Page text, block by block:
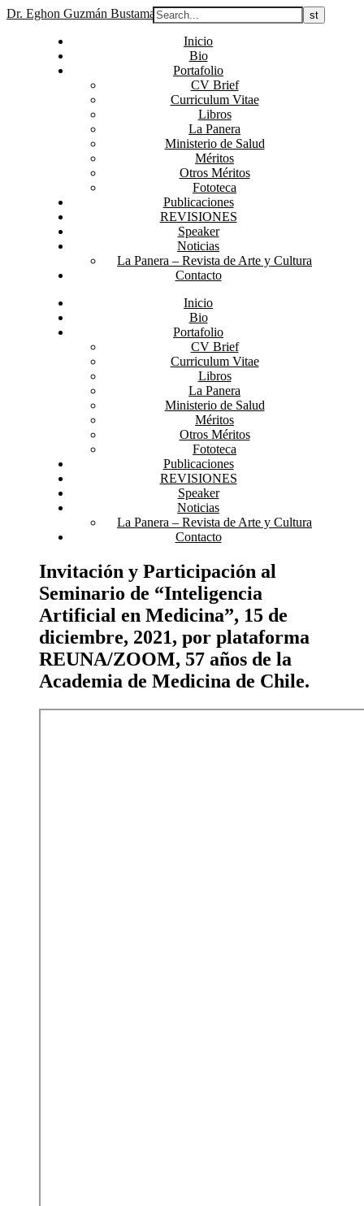
Dr. Eghon Guzmán Bustamante
Inicio
Bio
Portafolio
CV Brief
Curriculum Vitae
Libros
La Panera
Ministerio de Salud
Méritos
Otros Méritos
Fototeca
Publicaciones
REVISIONES
Speaker
Noticias
La Panera – Revista de Arte y Cultura
Contacto
Inicio
Bio
Portafolio
CV Brief
Curriculum Vitae
Libros
La Panera
Ministerio de Salud
Méritos
Otros Méritos
Fototeca
Publicaciones
REVISIONES
Speaker
Noticias
La Panera – Revista de Arte y Cultura
Contacto
Invitación y Participación al
Seminario de “Inteligencia
Artificial en Medicina”, 15 de
diciembre, 2021, por plataforma
REUNA/ZOOM, 57 años de la
Academia de Medicina de Chile.